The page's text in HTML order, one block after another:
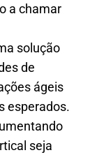
a chamar
solução
de
ágeis
esperados.
seja